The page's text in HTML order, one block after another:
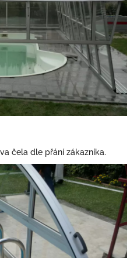
čela dle přání zákazníka.